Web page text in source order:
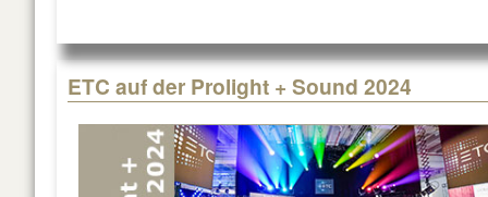
ETC auf der Prolight + Sound 2024